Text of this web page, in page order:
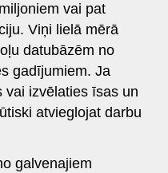
vai pat
Viņi lielā mērā
datubāzēm no
gadījumiem. Ja
vai izvēlaties īsas un
atvieglojat darbu
galvenajiem